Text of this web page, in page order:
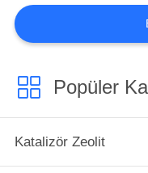
Vites
Popüler
Katalizör Zeolit